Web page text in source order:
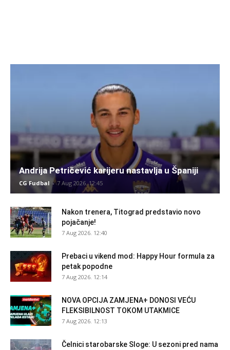
Andrija Petričević karijeru nastavlja u Španiji
CG Fudbal - 7 Aug 2026. 12:45
Nakon trenera, Titograd predstavio novo
pojačanje!
7 Aug 2026. 12:40
Prebaci u vikend mod: Happy Hour formula za
petak popodne
7 Aug 2026. 12:14
NOVA OPCIJA ZAMJENA+ DONOSI VEĆU
FLEKSIBILNOST TOKOM UTAKMICE
7 Aug 2026. 12:13
Čelnici starobarske Sloge: U sezoni pred nama